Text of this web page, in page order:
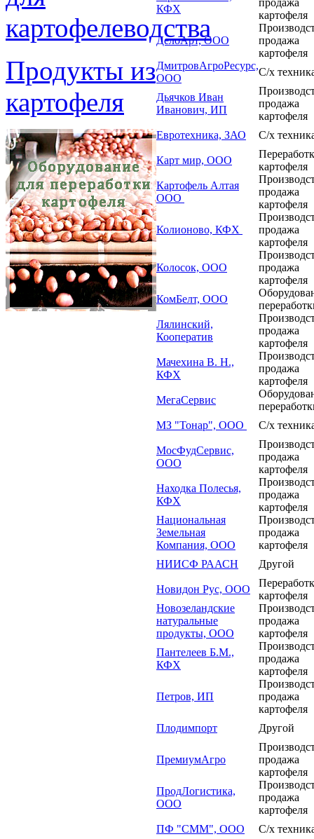
картофелеводства
Продукты из
картофеля
КФХ
продажа
картофеля
ДелоАрт, ООО
продажа
картофеля
ДмитровАгроРесурс,
ООО
С/х
Дьячков Иван
Иванович, ИП
продажа
картофеля
Евротехника, ЗАО
С/х
Карт мир, ООО
картофеля
Картофель Алтая
ООО
продажа
картофеля
Колионово, КФХ
продажа
картофеля
Колосок, ООО
продажа
картофеля
КомБелт, ООО
Лялинский,
Кооператив
продажа
картофеля
Мачехина В. Н.,
КФХ
продажа
картофеля
МегаСервис
МЗ "Тонар", ООО
С/х
МосФудСервис,
ООО
продажа
картофеля
Находка Полесья,
КФХ
продажа
картофеля
Национальная
Земельная
Компания, ООО
продажа
картофеля
НИИСФ РААСН
Другой
Новидон Рус, ООО
картофеля
Новозеландские
натуральные
продукты, ООО
продажа
картофеля
Пантелеев Б.М.,
КФХ
продажа
картофеля
Петров, ИП
продажа
картофеля
Плодимпорт
Другой
ПремиумАгро
продажа
картофеля
ПродЛогистика,
ООО
продажа
картофеля
ПФ "СММ", ООО
С/х